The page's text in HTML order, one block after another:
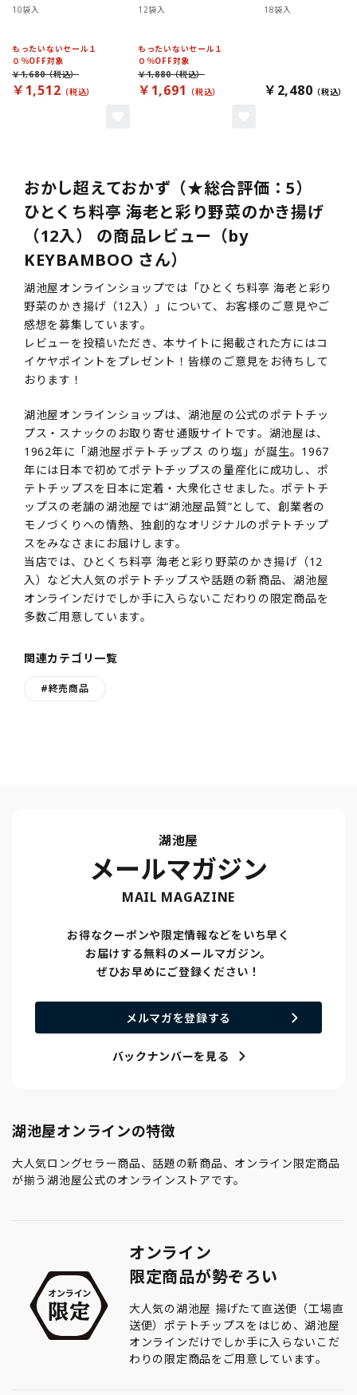
10袋入
もったいないセール１
０％OFF対象
￥1,512
￥1,680
12袋入
もったいないセール１
０％OFF対象
￥1,691
￥1,880
18袋入
￥2,480
おかし超えておかず（★総合評価：5）
ひとくち料亭 海老と彩り野菜のかき揚げ
（12入） の商品レビュー（by
KEYBAMBOO さん）
湖池屋オンラインショップでは「ひとくち料亭 海老と彩り
野菜のかき揚げ（12入）」について、お客様のご意見やご
感想を募集しています。
レビューを投稿いただき、本サイトに掲載された方にはコ
イケヤポイントをプレゼント！皆様のご意見をお待ちして
おります！
湖池屋オンラインショップは、湖池屋の公式のポテトチッ
プス・スナックのお取り寄せ通販サイトです。湖池屋は、
1962年に「湖池屋ポテトチップス のり塩」が誕生。1967
年には日本で初めてポテトチップスの量産化に成功し、ポ
テトチップスを日本に定着・大衆化させました。ポテトチ
ップスの老舗の湖池屋では“湖池屋品質”として、創業者の
モノづくりへの情熱、独創的なオリジナルのポテトチップ
スをみなさまにお届けします。
当店では、ひとくち料亭 海老と彩り野菜のかき揚げ（12
入）など大人気のポテトチップスや話題の新商品、湖池屋
オンラインだけでしか手に入らないこだわりの限定商品を
多数ご用意しています。
関連カテゴリ一覧
#終売商品
湖池屋
メールマガジン
MAIL MAGAZINE
お得なクーポンや限定情報などをいち早く
お届けする無料のメールマガジン。
ぜひお早めにご登録ください！
メルマガを登録する
バックナンバーを見る
湖池屋オンラインの特徴
大人気ロングセラー商品、話題の新商品、オンライン限定商品
が揃う湖池屋公式のオンラインストアです。
オンライン
限定商品が勢ぞろい
大人気の湖池屋 揚げたて直送便（工場直
送便）ポテトチップスをはじめ、湖池屋
オンラインだけでしか手に入らないこだ
わりの限定商品をご用意しています。